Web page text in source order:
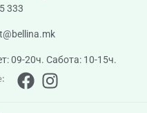
333
09-20ч. Сабота: 10-15ч.